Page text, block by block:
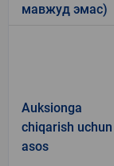
мавжуд эмас)
Auksionga
chiqarish uchun
asos